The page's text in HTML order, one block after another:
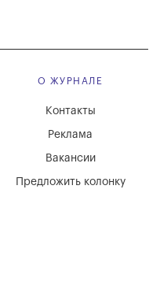
О ЖУРНАЛЕ
Вакансии
Реклама
Контакты
Предложить колонку